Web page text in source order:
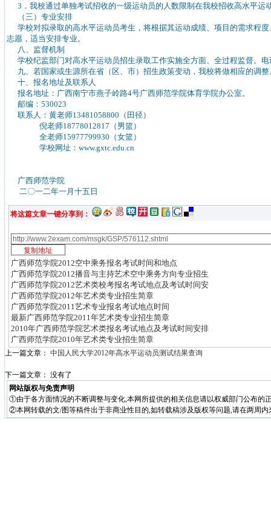
3．我校通过单独考试招收的一级运动员的人数限制在我校招收高水平运
（三）专业安排
学校对拟录取的高水平运动员考生，将根据其运动成绩、项目的需求程
志愿，适当安排专业。
八、监督机制
学校纪监部门对高水平运动员招生录取工作实施全方面、全过程监督。电
九、若国家或生源所在省（区、市）招生政策变动，我校将做相应的调整
十、报名地址及联系人
报名地址：广西南宁市燕子岭路4号广西师范学院体育学院办公室。
邮编：530023
联系人：黄老师13481058800（田径）
倪老师18778012817（男篮）
全老师15977799930（女篮）
学校网址：www.gxtc.edu.cn
广西师范学院
二〇一二年一月十五日
将这篇文章一键分享到：
广西师范学院2012空中乘务报名考试时间和地点
广西师范学院2012播音与主持艺术空中乘务方向专业招生
广西师范学院2012艺术类校考报名考试地点及考试时间安
广西师范学院2012年艺术类专业招生简章
广西师范学院2011艺术专业报名考试地点时间
最新广西师范学院2011年艺术类专业招生简章
2010年广西师范学院艺术类报名考试地点及考试时间安排
广西师范学院2010年艺术类专业招生简章
上一篇文章： 中国人民大学2012年高水平运动员测试结果查询
下一篇文章： 没有了
网站版权与免责声明
①由于各方面情况的不断调整与变化,本网所提供的相关信息请以权威部门公布的
②本网转载的文/图等稿件出于非商业性目的,如转载稿涉及版权等问题,请在两周内